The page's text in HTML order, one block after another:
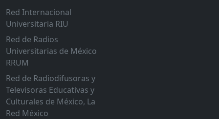
Red Internacional
Universitaria RIU
Red de Radios
Universitarias de México
RRUM
Red de Radiodifusoras y
Televisoras Educativas y
Culturales de México, La
Red México